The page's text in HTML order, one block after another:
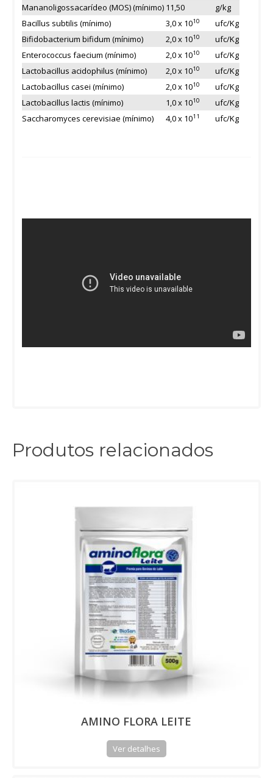
Mananoligossacarídeo (MOS) (mínimo) 11,50
g/kg
Bacillus subtilis (mínimo)
3,0 x 1010
ufc/Kg
Bifidobacterium bifidum (mínimo)
2,0 x 1010
ufc/Kg
Enterococcus faecium (mínimo)
2,0 x 1010
ufc/Kg
Lactobacillus acidophilus (mínimo)
2,0 x 1010
ufc/Kg
Lactobacillus casei (mínimo)
2,0 x 1010
ufc/Kg
Lactobacillus lactis (mínimo)
1,0 x 1010
ufc/Kg
Saccharomyces cerevisiae (mínimo)
4,0 x 1011 ufc/Kg
Produtos relacionados
AMINO FLORA LEITE
Ver detalhes